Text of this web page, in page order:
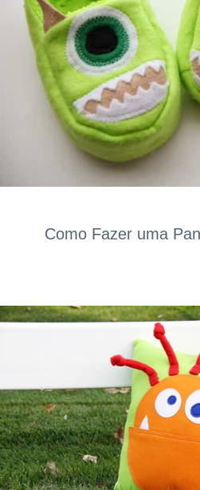
Como Fazer uma